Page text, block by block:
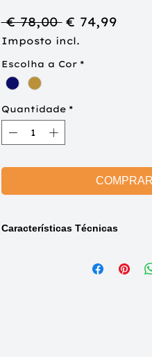
€ 78,00 Preço
normal
€ 74,99Preço
Imposto incl.
Escolha a Cor *
Quantidade *
COMPRAR
Características Técnicas
Emerald Blue (3024-4059),